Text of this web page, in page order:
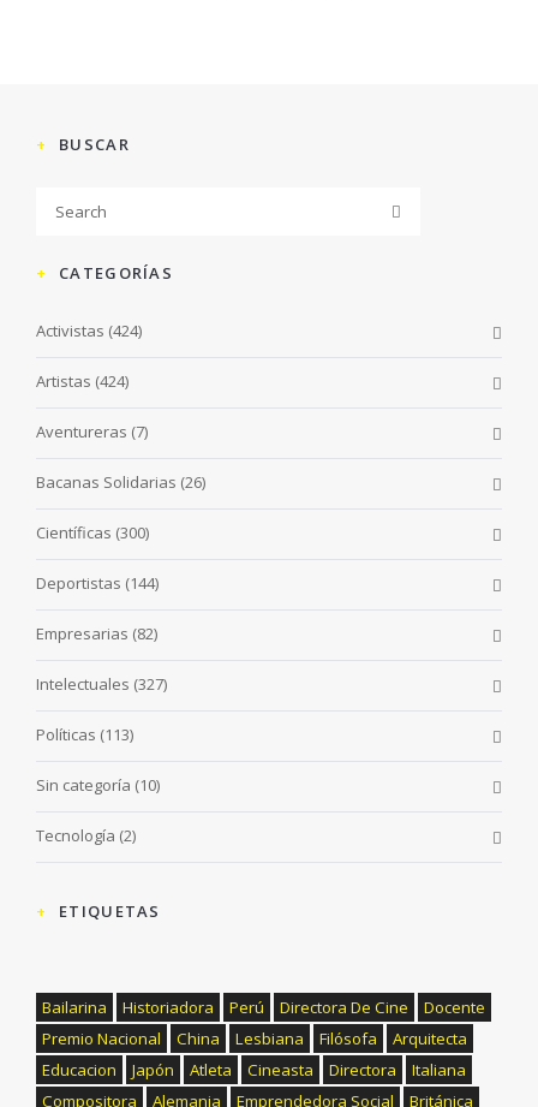
BUSCAR
CATEGORÍAS
Activistas (424)
Artistas (424)
Aventureras (7)
Bacanas Solidarias (26)
Científicas (300)
Deportistas (144)
Empresarias (82)
Intelectuales (327)
Políticas (113)
Sin categoría (10)
Tecnología (2)
ETIQUETAS
Bailarina Historiadora Perú Directora De Cine
Docente
Premio Nacional
China Lesbiana Filósofa
Arquitecta
Educacion
Japón Atleta Cineasta Directora
Italiana
Compositora
Alemania Emprendedora Social Británica